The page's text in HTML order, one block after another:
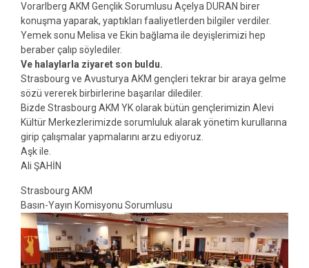
Vorarlberg AKM Gençlik Sorumlusu Açelya DURAN birer
konuşma yaparak, yaptıkları faaliyetlerden bilgiler verdiler.
Yemek sonu Melisa ve Ekin bağlama ile deyişlerimizi hep
beraber çalıp söylediler.
Ve halaylarla ziyaret son buldu.
Strasbourg ve Avusturya AKM gençleri tekrar bir araya gelme
sözü vererek birbirlerine başarılar dilediler.
Bizde Strasbourg AKM YK olarak bütün gençlerimizin Alevi
Kültür Merkezlerimizde sorumluluk alarak yönetim kurullarına
girip çalışmalar yapmalarını arzu ediyoruz.
Aşk ile.
Ali ŞAHİN
Strasbourg AKM
Basın-Yayın Komisyonu Sorumlusu